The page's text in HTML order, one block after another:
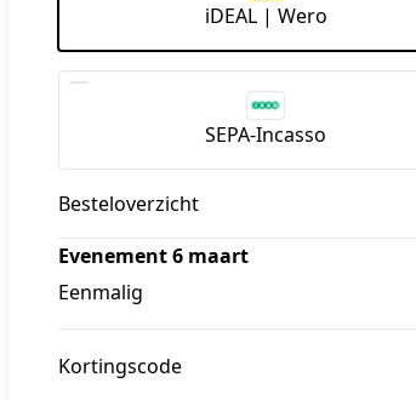
iDEAL | Wero
SEPA-Incasso
Besteloverzicht
Evenement 6 maart
Eenmalig
Kortingscode